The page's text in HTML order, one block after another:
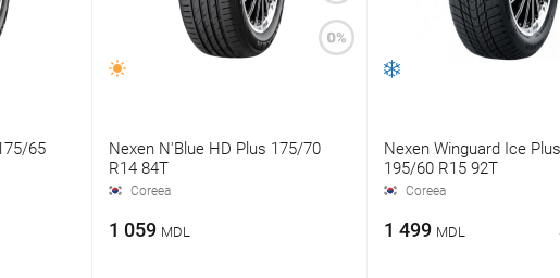
65
Nexen N'Blue HD Plus 175/70
R14 84T
Coreea
1 059 MDL
Nexen Winguard Ice
195/60 R15 92T
Coreea
1 499 MDL